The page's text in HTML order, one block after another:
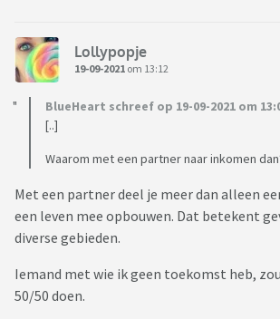
Lollypopje
19-09-2021 om 13:12
BlueHeart schreef op 19-09-2021 om
[..]
Waarom met een partner naar inkomen
Met een partner deel je meer dan alleen
een leven mee opbouwen. Dat betekent
diverse gebieden.
Iemand met wie ik geen toekomst heb,
50/50 doen.